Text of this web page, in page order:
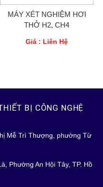
MÁY XÉT NGHIỆM HƠI
THỞ H2, CH4
Giá : Liên Hệ
BỊ CÔNG NGHỆ
Mễ Trì Thượng, phường Từ
Phường An Hội Tây, TP. Hồ